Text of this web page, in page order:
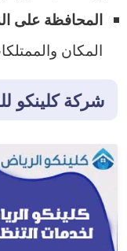
المحافظة على
المكان
شركة كلينكو